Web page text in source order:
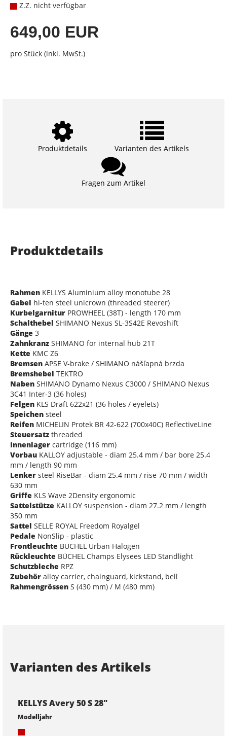
Z.Z. nicht verfügbar
649,00 EUR
pro Stück (inkl. MwSt.)
Produktdetails Varianten des Artikels
Fragen zum Artikel
Produktdetails
Rahmen KELLYS Aluminium alloy monotube 28
Gabel hi-ten steel unicrown (threaded steerer)
Kurbelgarnitur PROWHEEL (38T) - length 170 mm
Schalthebel SHIMANO Nexus SL-3S42E Revoshift
Gänge 3
Zahnkranz SHIMANO for internal hub 21T
Kette KMC Z6
Bremsen APSE V-brake / SHIMANO nášľapná brzda
Bremshebel TEKTRO
Naben SHIMANO Dynamo Nexus C3000 / SHIMANO Nexus
3C41 Inter-3 (36 holes)
Felgen KLS Draft 622x21 (36 holes / eyelets)
Speichen steel
Reifen MICHELIN Protek BR 42-622 (700x40C) ReflectiveLine
Steuersatz threaded
Innenlager cartridge (116 mm)
Vorbau KALLOY adjustable - diam 25.4 mm / bar bore 25.4
mm / length 90 mm
Lenker steel RiseBar - diam 25.4 mm / rise 70 mm / width
630 mm
Griffe KLS Wave 2Density ergonomic
Sattelstütze KALLOY suspension - diam 27.2 mm / length
350 mm
Sattel SELLE ROYAL Freedom Royalgel
Pedale NonSlip - plastic
Frontleuchte BÜCHEL Urban Halogen
Rückleuchte BÜCHEL Champs Elysees LED Standlight
Schutzbleche RPZ
Zubehör alloy carrier, chainguard, kickstand, bell
Rahmengrössen S (430 mm) / M (480 mm)
Varianten des Artikels
KELLYS Avery 50 S 28"
Modelljahr